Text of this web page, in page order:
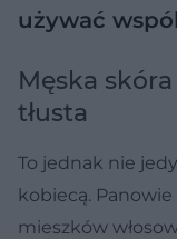
używać
Męska
tłusta
To jednak nie
kobiecą. Panowie
mieszków